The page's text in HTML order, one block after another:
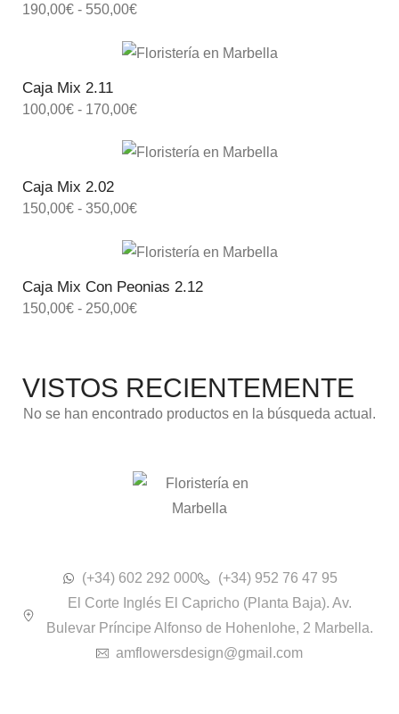
190,00€ - 550,00€
Caja Mix 2.11
100,00€ - 170,00€
Caja Mix 2.02
150,00€ - 350,00€
Caja Mix Con Peonias 2.12
150,00€ - 250,00€
VISTOS RECIENTEMENTE
No se han encontrado productos en la búsqueda actual.
(+34) 602 292 000
(+34) 952 76 47 95
El Corte Inglés El Capricho (Planta Baja). Av.
Bulevar Príncipe Alfonso de Hohenlohe, 2 Marbella.
amflowersdesign@gmail.com